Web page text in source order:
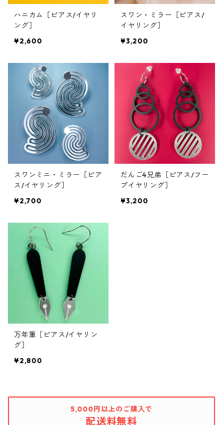
ハニカム［ピアス/イヤリ
ング］
¥2,600
スワン・ミラー［ピアス/
イヤリング］
¥3,200
スワンミニ・ミラー［ピア
ス/イヤリング］
¥2,700
だんご4兄弟［ピアス/フー
プイヤリング］
¥3,200
万年筆［ピアス/イヤリン
グ］
¥2,800
5,000円以上のご購入で
配送料無料